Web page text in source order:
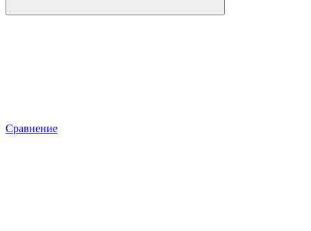
Сравнение